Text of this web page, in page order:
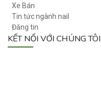
Xe Bán
Tin tức ngành nail
Đăng tin
KẾT NỐI VỚI CHÚNG TÔI